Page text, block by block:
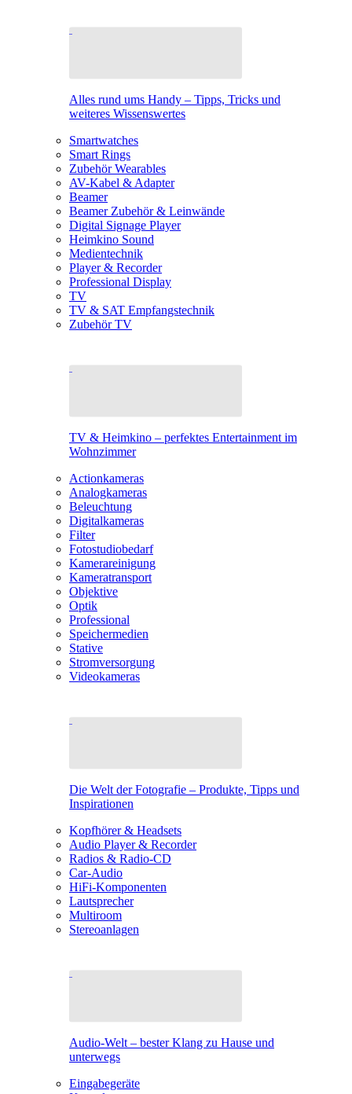
Alles rund ums Handy – Tipps, Tricks und
weiteres Wissenswertes
Smartwatches
Smart Rings
Zubehör Wearables
AV-Kabel & Adapter
Beamer
Beamer Zubehör & Leinwände
Digital Signage Player
Heimkino Sound
Medientechnik
Player & Recorder
Professional Display
TV
TV & SAT Empfangstechnik
Zubehör TV
TV & Heimkino – perfektes Entertainment im
Wohnzimmer
Actionkameras
Analogkameras
Beleuchtung
Digitalkameras
Filter
Fotostudiobedarf
Kamerareinigung
Kameratransport
Objektive
Optik
Professional
Speichermedien
Stative
Stromversorgung
Videokameras
Die Welt der Fotografie – Produkte, Tipps und
Inspirationen
Kopfhörer & Headsets
Audio Player & Recorder
Radios & Radio-CD
Car-Audio
HiFi-Komponenten
Lautsprecher
Multiroom
Stereoanlagen
Audio-Welt – bester Klang zu Hause und
unterwegs
Eingabegeräte